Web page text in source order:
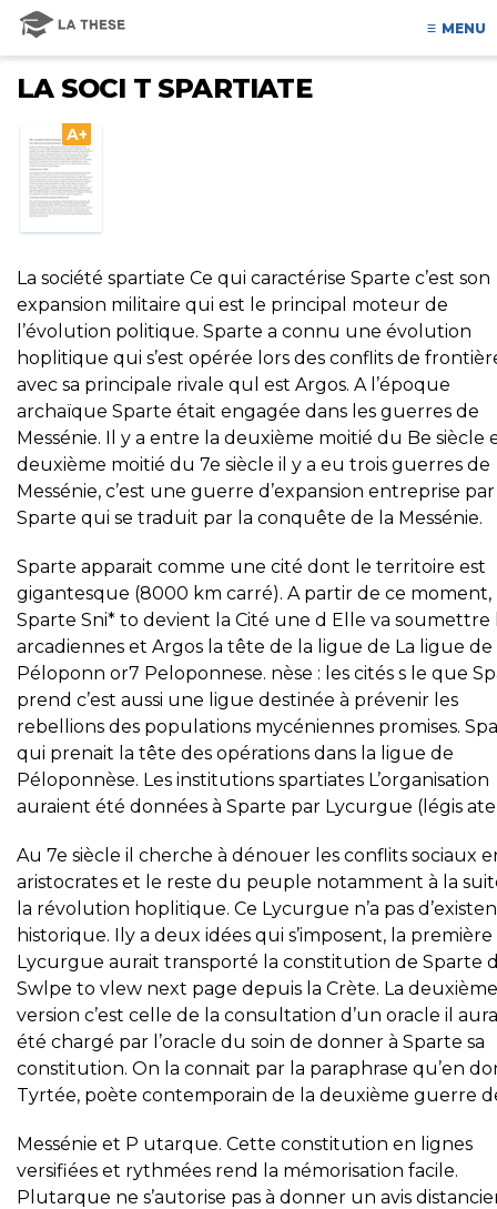
MENU
LA SOCI T SPARTIATE
A+
La société spartiate Ce qui caractérise Sparte c’est son
expansion militaire qui est le principal moteur de
l’évolution politique. Sparte a connu une évolution
hoplitique qui s’est opérée lors des conflits de
avec sa principale rivale qul est Argos. A l’époque
archaïque Sparte était engagée dans les guerres de
Messénie. Il y a entre la deuxième moitié du Be siècle
deuxième moitié du 7e siècle il y a eu trois guerres de
Messénie, c’est une guerre d’expansion entreprise par
Sparte qui se traduit par la conquête de la Messénie.
Sparte apparait comme une cité dont le territoire est
gigantesque (8000 km carré). A partir de ce moment,
Sparte Sni* to devient la Cité une d Elle va soumettre
arcadiennes et Argos la tête de la ligue de La ligue de
Péloponn or7 Peloponnese. nèse : les cités s le que
prend c’est aussi une ligue destinée à prévenir les
rebellions des populations mycéniennes promises.
qui prenait la tête des opérations dans la ligue de
Péloponnèse. Les institutions spartiates L’organisation
auraient été données à Sparte par Lycurgue (légis
Au 7e siècle il cherche à dénouer les conflits sociaux
aristocrates et le reste du peuple notamment à la
la révolution hoplitique. Ce Lycurgue n’a pas
historique. Ily a deux idées qui s’imposent, la première
Lycurgue aurait transporté la constitution de Sparte
Swlpe to vlew next page depuis la Crète. La deuxième
version c’est celle de la consultation d’un oracle il
été chargé par l’oracle du soin de donner à Sparte sa
constitution. On la connait par la paraphrase qu’en
Tyrtée, poète contemporain de la deuxième guerre
Messénie et P utarque. Cette constitution en lignes
versifiées et rythmées rend la mémorisation facile.
Plutarque ne s’autorise pas à donner un avis